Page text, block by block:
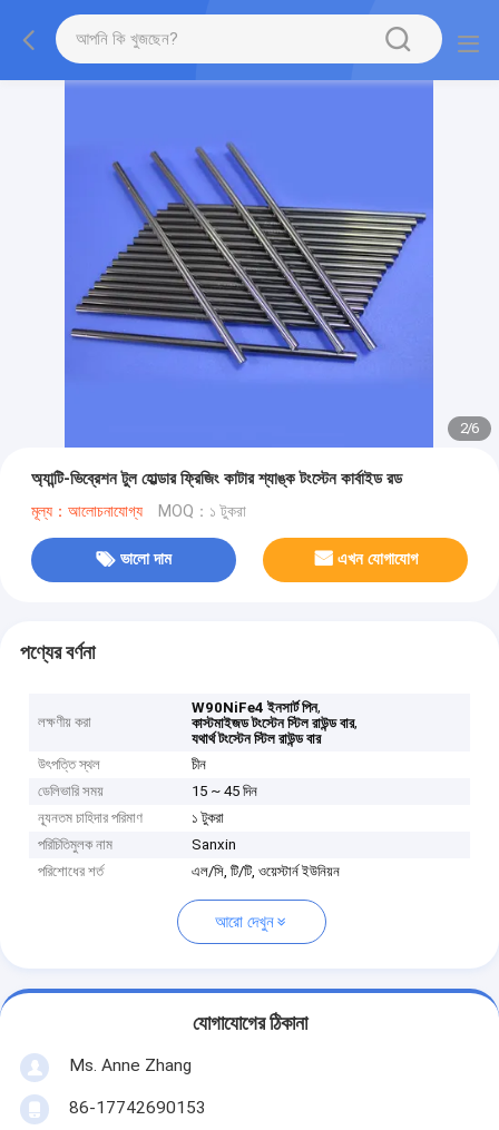
2/6
অ্যান্টি-ভিব্রেশন টুল হোল্ডার ফ্রিজিং কাটার শ্যাঙ্ক টংস্টেন কার্বাইড রড
মূল্য：আলোচনাযোগ্য MOQ：১ টুকরা
ভালো দাম এখন যোগাযোগ
পণ্যের বর্ণনা
লক্ষণীয় করা
W90NiFe4 ইনসার্ট পিন,
কাস্টমাইজড টংস্টেন স্টিল রাউন্ড বার,
যথার্থ টংস্টেন স্টিল রাউন্ড বার
উৎপত্তি স্থল
চীন
ডেলিভারি সময়
15 ~ 45 দিন
ন্যূনতম চাহিদার পরিমাণ
১ টুকরা
পরিচিতিমুলক নাম
Sanxin
পরিশোধের শর্ত
এল/সি, টি/টি, ওয়েস্টার্ন ইউনিয়ন
আরো দেখুন
যোগাযোগের ঠিকানা
Ms. Anne Zhang
86-17742690153